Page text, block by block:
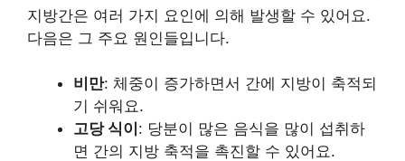
지방간은 여러 가지 요인에 의해 발생할 수 있어요.
다음은 그 주요 원인들입니다.
비만: 체중이 증가하면서 간에 지방이 축적되
기 쉬워요.
고당 식이 : 당분이 많은 음식을 많이 섭취하
면 간의 지방 축적을 촉진할 수 있어요.